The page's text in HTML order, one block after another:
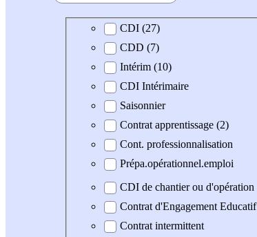
Type de contratCDI (27)
CDD (7)
Intérim (10)
CDI Intérimaire
Saisonnier
Contrat apprentissage (2)
Cont. professionnalisation
Prépa.opérationnel.emploi
CDI de chantier ou d'opération
Contrat d'Engagement Educatif
Contrat intermittent